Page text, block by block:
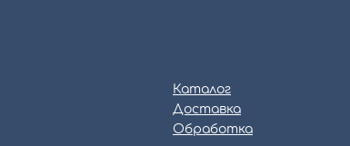
Каталог
Доставка
Обработка